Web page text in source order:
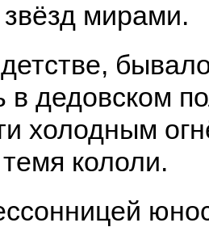
мирами.
в дедовском
холодным
кололи.